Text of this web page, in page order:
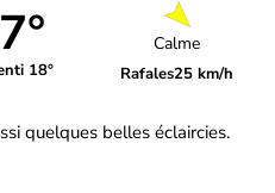
18°
Calme
Rafales25 km/h
quelques belles éclaircies.